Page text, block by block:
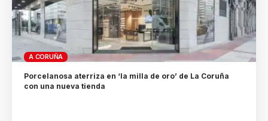
A CORUÑA
Porcelanosa aterriza en ‘la milla de oro’ de La Coruña
con una nueva tienda